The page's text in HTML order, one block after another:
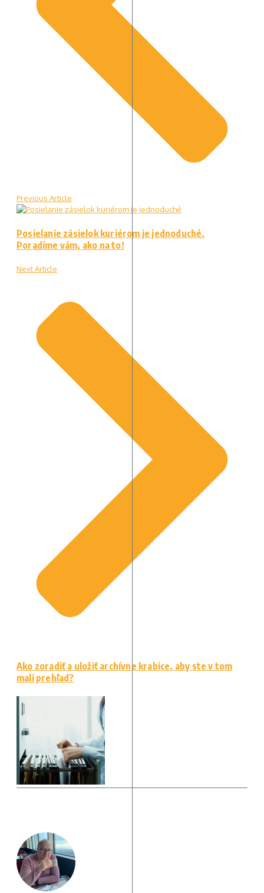
Previous Article
Posielanie zásielok kuriérom je jednoduché.
Poradíme vám, ako na to!
Next Article
Ako zoradiť a uložiť archívne krabice, aby ste v tom
mali prehľad?